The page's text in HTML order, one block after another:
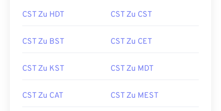
CST Zu HDT CST Zu CST
CST Zu BST CST Zu CET
CST Zu KST CST Zu MDT
CST Zu CAT CST Zu MEST